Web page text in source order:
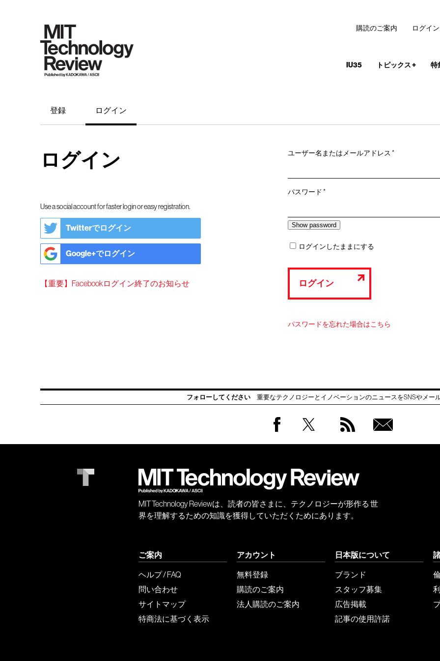
IU35 トピックス+ 特
購読のご案内 ログイン
登録 ログイン
ログイン
Use a social account for faster login or easy registration.
Twitterでログイン
Google+でログイン
【重要】Facebookログイン終了のお知らせ
ユーザー名またはメールアドレス*必
パスワード*必
ログインしたままにする
ログイン
パスワードを忘れた場合はこちら
フォローしてください 重要なテクノロジーとイノベーションのニュースをSNSやメー
会員
MIT Technology Reviewは、読者の皆さまに、テクノロジーが形作る 世
界を理解するための知識を獲得していただくためにあります。
ご案内
ヘルプ / FAQ
問い合わせ
サイトマップ
特商法に基づく表示
アカウント
無料登録
購読のご案内
法人購読のご案内
日本版について
ブランド
スタッフ募集
広告掲載
記事の使用許諾